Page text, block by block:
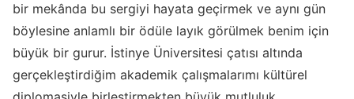
bir mekânda bu sergiyi hayata geçirmek ve aynı gün
böylesine anlamlı bir ödüle layık görülmek benim için
büyük bir gurur. İstinye Üniversitesi çatısı altında
gerçekleştirdiğim akademik çalışmalarımı kültürel